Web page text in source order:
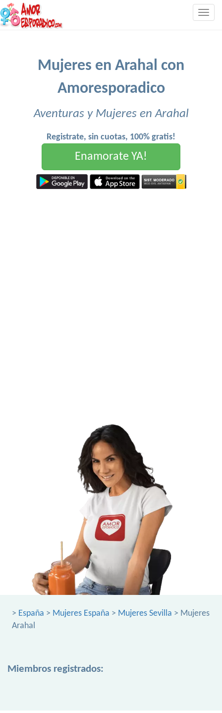
Mujeres en Arahal con
Amoresporadico
Aventuras y Mujeres en Arahal
Registrate, sin cuotas, 100% gratis!
Enamorate YA!
> España > Mujeres España > Mujeres Sevilla > Mujeres
Arahal
Miembros registrados: